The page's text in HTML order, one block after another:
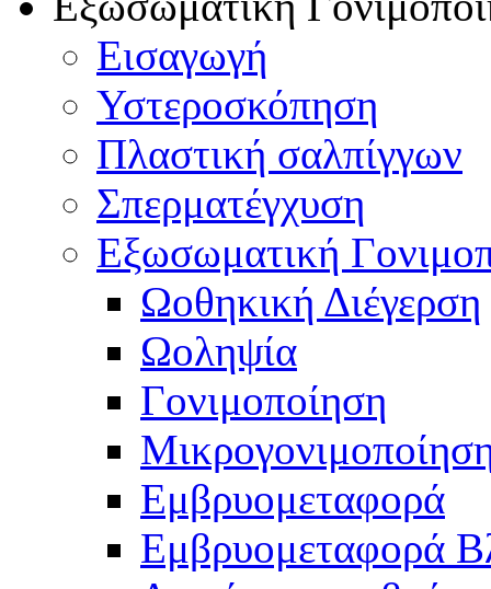
Εισαγωγή
Υστεροσκόπηση
Πλαστική σαλπίγγων
Σπερματέγχυση
Εξωσωματική
Ωοθηκική Διέγερση
Ωοληψία
Γονιμοποίηση
Εμβρυομεταφορά
Εμβρυομεταφορά